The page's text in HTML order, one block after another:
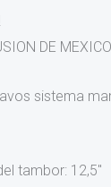
DE
sistema
tambor: 12,5″